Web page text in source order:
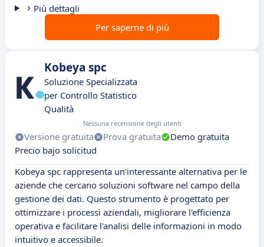
Più dettagli
Per saperne di più
Kobeya spc
Soluzione Specializzata
per Controllo Statistico
Qualità
Nessuna recensione degli utenti
Versione gratuita Prova gratuita
Demo gratuita
Precio bajo solicitud
Kobeya spc rappresenta un'interessante alternativa per le
aziende che cercano soluzioni software nel campo della
gestione dei dati. Questo strumento è progettato per
ottimizzare i processi aziendali, migliorare l'efficienza
operativa e facilitare l'analisi delle informazioni in modo
intuitivo e accessibile.